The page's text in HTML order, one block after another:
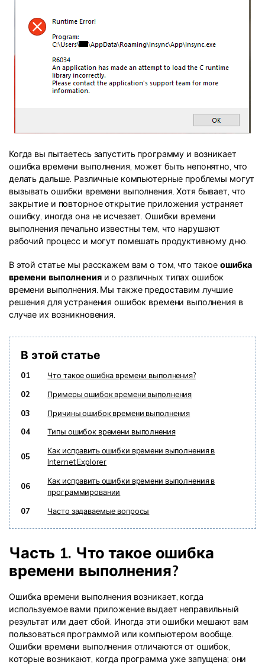
Информационный центр
НАЙТИ БОЛЬШЕ РЕШЕНИЙ
Когда вы пытаетесь запустить программу и возникает
ошибка времени выполнения, может быть непонятно, что
делать дальше. Различные компьютерные проблемы могут
вызывать ошибки времени выполнения. Хотя бывает, что
закрытие и повторное открытие приложения устраняет
ошибку, иногда она не исчезает. Ошибки времени
выполнения печально известны тем, что нарушают
рабочий процесс и могут помешать продуктивному дню.
В этой статье мы расскажем вам о том, что такое ошибка
времени выполнения и о различных типах ошибок
времени выполнения. Мы также предоставим лучшие
решения для устранения ошибок времени выполнения в
случае их возникновения.
В этой статье
01
Что такое ошибка времени выполнения?
02
Примеры ошибок времени выполнения
03
Причины ошибок времени выполнения
04
Типы ошибок времени выполнения
05
Как исправить ошибки времени выполнения в
Internet Explorer
06
Как исправить ошибки времени выполнения в
программировании
07
Часто задаваемые вопросы
Часть 1. Что такое ошибка
времени выполнения?
Ошибка времени выполнения возникает, когда
используемое вами приложение выдает неправильный
результат или дает сбой. Иногда эти ошибки мешают вам
пользоваться программой или компьютером вообще.
Ошибки времени выполнения отличаются от ошибок,
которые возникают, когда программа уже запущена; они